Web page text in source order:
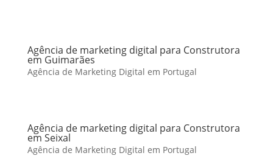
Agência de marketing digital para Construtora
em Guimarães
Agência de Marketing Digital em Portugal
Agência de marketing digital para Construtora
em Seixal
Agência de Marketing Digital em Portugal